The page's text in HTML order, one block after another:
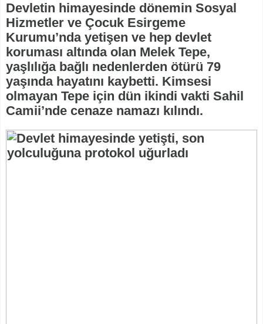
Devletin himayesinde dönemin Sosyal
Hizmetler ve Çocuk Esirgeme
Kurumu’nda yetişen ve hep devlet
koruması altında olan Melek Tepe,
yaşlılığa bağlı nedenlerden ötürü 79
yaşında hayatını kaybetti. Kimsesi
olmayan Tepe için dün ikindi vakti Sahil
Camii’nde cenaze namazı kılındı.